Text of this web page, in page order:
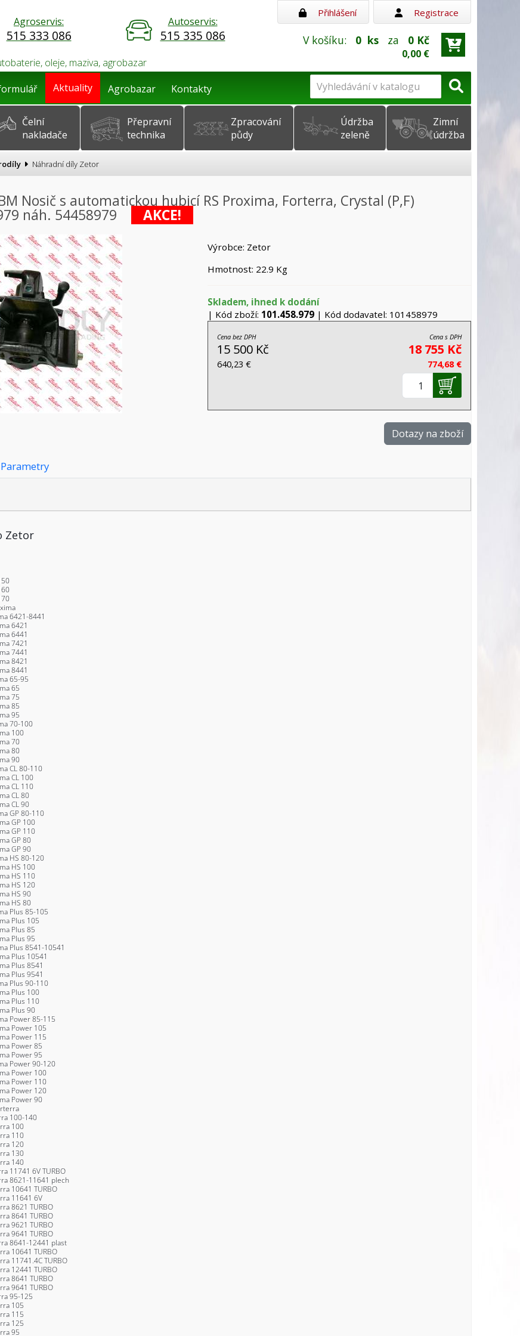
Přihlášení Registrace
oleje, maziva, agrobazar
Agroservis:
515 333 086
Autoservis:
515 335 086 V košíku: 0 ks za 0 Kč
0,00 €
Aktuality Agrobazar Kontakty
Čelní
nakladače
Přepravní
technika
Zpracování
půdy
Údržba
zeleně
Zimní
údržba
Náhradní díly Zetor
Nosič s automatickou hubicí RS Proxima, Forterra, Crystal (P,F)
náh. 54458979 AKCE!
Výrobce: Zetor
Hmotnost: 22.9 Kg
Skladem, ihned k dodání
| Kód zboží: 101.458.979| Kód dodavatel: 101458979
Cena bez DPH
15 500 Kč
640,23 €
Cena s DPH
18 755 Kč
774,68 €
Dotazy na zboží
Parametry
Zetor